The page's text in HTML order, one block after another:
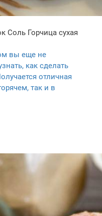
Соль Горчица сухая
вы еще не
как сделать
отличная
так и в